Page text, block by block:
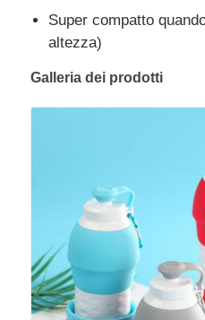
Super compatto
altezza)
Galleria dei prodotti